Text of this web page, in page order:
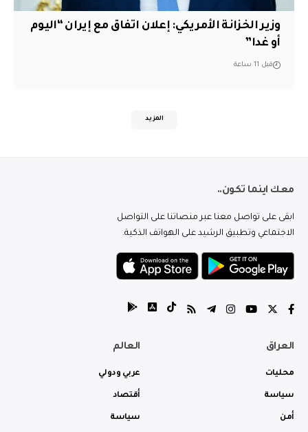
وزير الخزانة الأمريكي: إعلان اتفاق مع إيران “اليوم
أو غدا”
قبل 11 ساعة
المزيد
معك اينما تكون..
ابقى على تواصل معنا عبر منصاتنا على التواصل
الاجتماعي وتطبيق الرشيد على الهواتف الذكية.
العراق
محليات
سياسة
أمن
العالم
عربي ودولي
أقتصاد
سياسة